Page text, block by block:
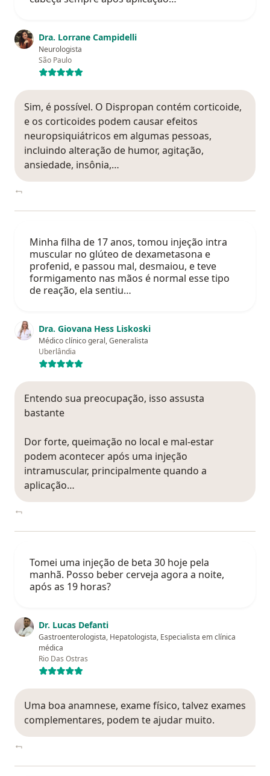
Dra. Lorrane Campidelli
Neurologista
São Paulo
Sim, é possível. O Dispropan contém corticoide,
e os corticoides podem causar efeitos
neuropsiquiátricos em algumas pessoas,
incluindo alteração de humor, agitação,
ansiedade, insônia,…
Minha filha de 17 anos, tomou injeção intra
muscular no glúteo de dexametasona e
profenid, e passou mal, desmaiou, e teve
formigamento nas mãos é normal esse tipo
de reação, ela sentiu…
Dra. Giovana Hess Liskoski
Médico clínico geral, Generalista
Uberlândia
Entendo sua preocupação, isso assusta
bastante
Dor forte, queimação no local e mal-estar
podem acontecer após uma injeção
intramuscular, principalmente quando a
aplicação…
Tomei uma injeção de beta 30 hoje pela
manhã. Posso beber cerveja agora a noite,
após as 19 horas?
Dr. Lucas Defanti
Gastroenterologista, Hepatologista, Especialista em clínica
médica
Rio Das Ostras
Uma boa anamnese, exame físico, talvez exames
complementares, podem te ajudar muito.